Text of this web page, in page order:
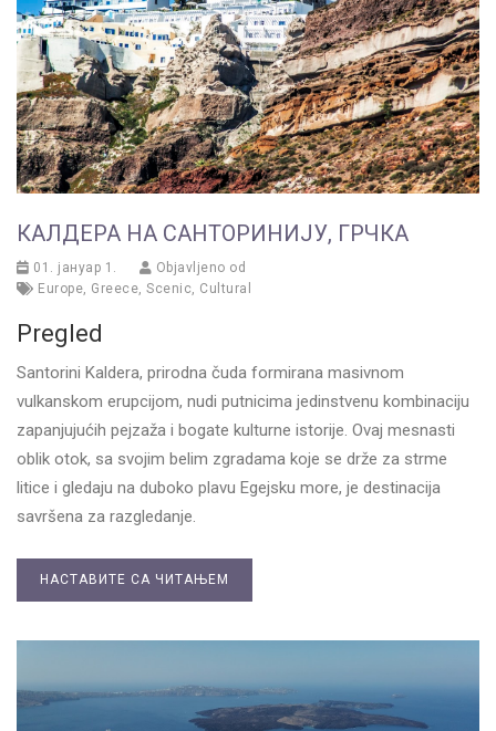
КАЛДЕРА НА САНТОРИНИЈУ, ГРЧКА
01. јануар 1.
Objavljeno od
Europe Greece Scenic Cultural
Pregled
Santorini Kaldera, prirodna čuda formirana masivnom
vulkanskom erupcijom, nudi putnicima jedinstvenu kombinaciju
zapanjujućih pejzaža i bogate kulturne istorije. Ovaj mesnasti
oblik otok, sa svojim belim zgradama koje se drže za strme
litice i gledaju na duboko plavu Egejsku more, je destinacija
savršena za razgledanje.
НАСТАВИТЕ СА ЧИТАЊЕМ